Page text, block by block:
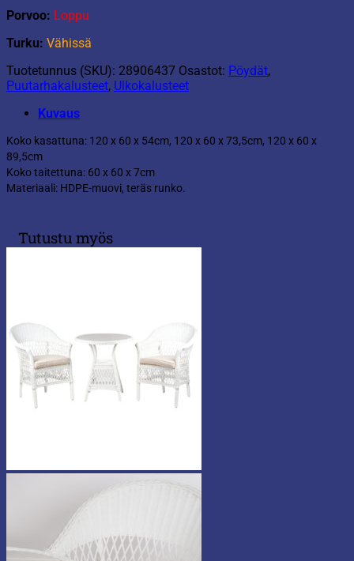
Porvoo: Loppu
Turku: Vähissä
Tuotetunnus (SKU): 28906437 Osastot: Pöydät,
Puutarhakalusteet, Ulkokalusteet
Kuvaus
Koko kasattuna: 120 x 60 x 54cm, 120 x 60 x 73,5cm, 120 x 60 x
89,5cm
Koko taitettuna: 60 x 60 x 7cm
Materiaali: HDPE-muovi, teräs runko.
Tutustu myös